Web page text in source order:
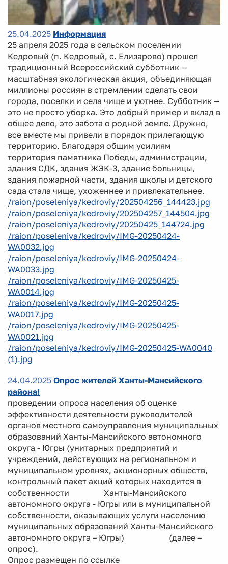
25.04.2025 Информация
25 апреля 2025 года в сельском поселении
Кедровый (п. Кедровый, с. Елизарово) прошел
традиционный Всероссийский субботник —
масштабная экологическая акция, объединяющая
миллионы россиян в стремлении сделать свои
города, поселки и села чище и уютнее. Субботник —
это не просто уборка. Это добрый пример и вклад в
общее дело, это забота о родной земле. Дружно,
все вместе мы привели в порядок прилегающую
территорию. Благодаря общим усилиям
территория памятника Победы, администрации,
здания СДК, здания ЖЭК-3, здание больницы,
здания пожарной части, здания школы и детского
сада стала чище, ухоженнее и привлекательнее.
/raion/poseleniya/kedroviy/202504256_144423.jpg
/raion/poseleniya/kedroviy/202504257_144504.jpg
/raion/poseleniya/kedroviy/20250425_144724.jpg
/raion/poseleniya/kedroviy/IMG-20250424-
WA0032.jpg
/raion/poseleniya/kedroviy/IMG-20250424-
WA0033.jpg
/raion/poseleniya/kedroviy/IMG-20250425-
WA0014.jpg
/raion/poseleniya/kedroviy/IMG-20250425-
WA0017.jpg
/raion/poseleniya/kedroviy/IMG-20250425-
WA0021.jpg
/raion/poseleniya/kedroviy/IMG-20250425-WA0040
(1).jpg
24.04.2025 Опрос жителей Ханты-Мансийского
района!
проведении опроса населения об оценке
эффективности деятельности руководителей
органов местного самоуправления муниципальных
образований Ханты-Мансийского автономного
округа - Югры (унитарных предприятий и
учреждений, действующих на региональном и
муниципальном уровнях, акционерных обществ,
контрольный пакет акций которых находится в
собственности Ханты-Мансийского
автономного округа - Югры или в муниципальной
собственности, оказывающих услуги населению
муниципальных образований Ханты-Мансийского
автономного округа – Югры) (далее –
опрос).
Опрос размещен по ссылке